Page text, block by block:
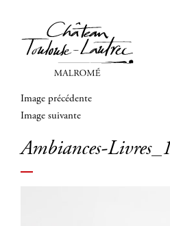
Image précédente
Image suivante
Ambiances-